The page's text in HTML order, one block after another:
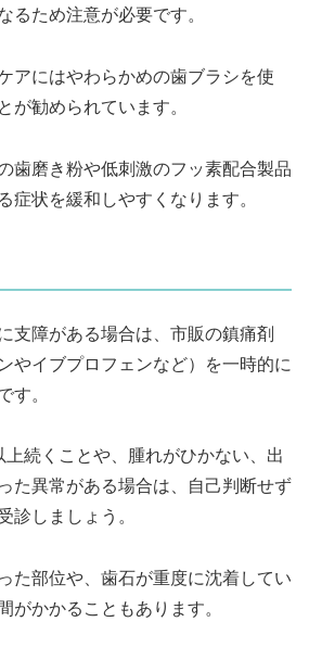
るため注意が必要です。
アにはやわらかめの歯ブラシを使
が勧められています。
歯磨き粉や低刺激のフッ素配合製品
症状を緩和しやすくなります。
支障がある場合は、市販の鎮痛剤
やイブプロフェンなど）を一時的に
す。
続くことや、腫れがひかない、出
た異常がある場合は、自己判断せず
診しましょう。
た部位や、歯石が重度に沈着してい
がかかることもあります。